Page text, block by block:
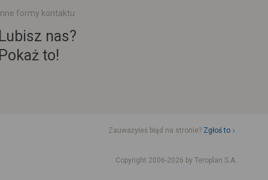
Inne formy kontaktu
Lubisz nas?
Pokaż to!
Zauważyłeś błąd na stronie? Zgłoś to
Copyright 2006-2026 by Teroplan S.A.